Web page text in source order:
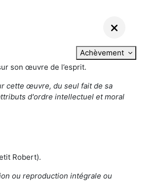
Achèvement
son œuvre de l’esprit.
cette œuvre, du seul fait de sa
d'ordre intellectuel et moral
Robert).
ou reproduction intégrale ou